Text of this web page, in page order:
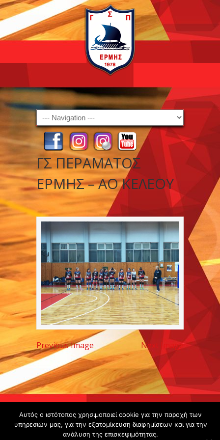
Navigation
ΓΣ ΠΕΡΑΜΑΤΟΣ
ΕΡΜΗΣ – ΑΟ ΚΕΛΕΟΥ
Previous Image Next Image
Copyright ©
2020 -
Gsperamatosermis.gr
Αυτός ο ιστότοπος χρησιμοποιεί cookie για την παροχή των
υπηρεσιών μας, για την εξατομίκευση διαφημίσεων και για την
ανάλυση της επισκεψιμότητας.